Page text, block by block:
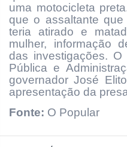
uma motocicleta
que o assaltante
teria atirado e
mulher, informação
das investigações.
Pública e
governador José
apresentação da
Fonte: O Popular